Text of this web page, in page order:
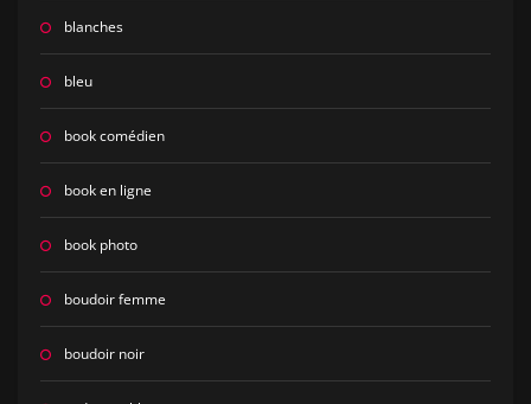
blanches
bleu
book comédien
book en ligne
book photo
boudoir femme
boudoir noir